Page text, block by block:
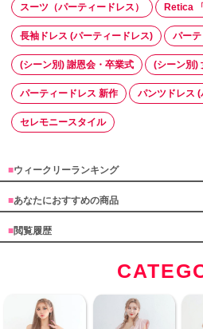
スーツ（パーティードレス） Retica
長袖ドレス (パーティードレス) パー
(シーン別) 謝恩会・卒業式 (シーン別)
パーティードレス 新作 パンツドレス
セレモニースタイル
■ウィークリーランキング
■あなたにおすすめの商品
■閲覧履歴